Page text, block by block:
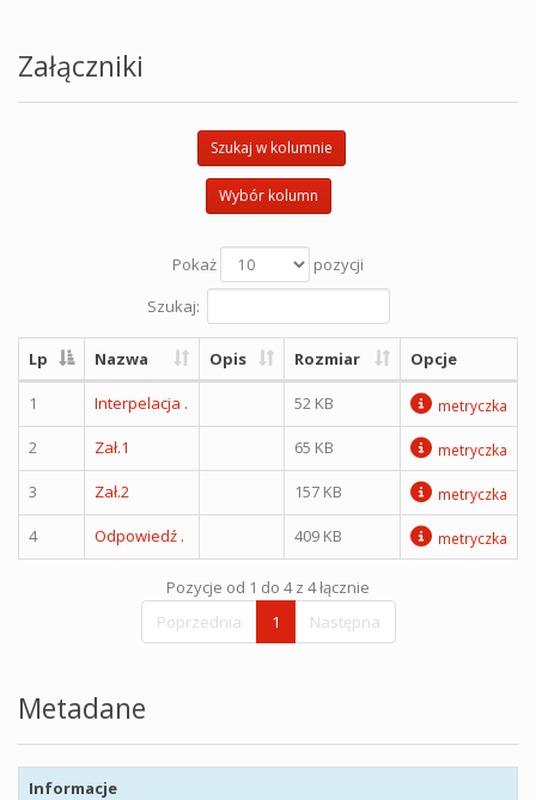
Załączniki
Szukaj w kolumnie
Wybór kolumn
Pokaż
pozycji
Szukaj:
Lp Nazwa Opis Rozmiar Opcje
1 Interpelacja . 52 KB metryczka
2 Zał.1 65 KB metryczka
3 Zał.2 157 KB metryczka
4 Odpowiedź . 409 KB metryczka
Pozycje od 1 do 4 z 4 łącznie
Poprzednia
1 Następna
Metadane
Informacje